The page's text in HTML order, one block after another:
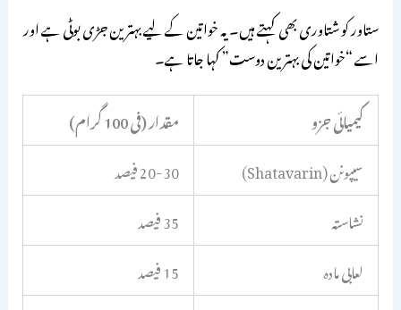
ستاور کو شتاوری بھی کہتے ہیں۔ یہ خواتین کے لیے بہترین جڑی بوٹی ہے اور
اسے “خواتین کی بہترین دوست” کہا جاتا ہے۔
کیمیائی جزو
مقدار (فی 100 گرام)
سیپونن (Shatavarin)
20-30 فیصد
نشاستہ
35 فیصد
لعابی مادہ
15 فیصد